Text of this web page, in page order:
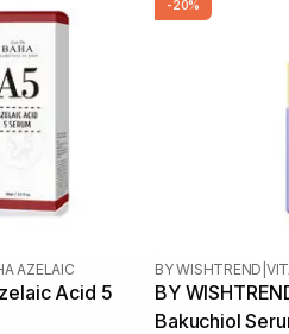
AZELAIC
Acid 5
-20%
BY WISHTREND
BY
Bakuchiol